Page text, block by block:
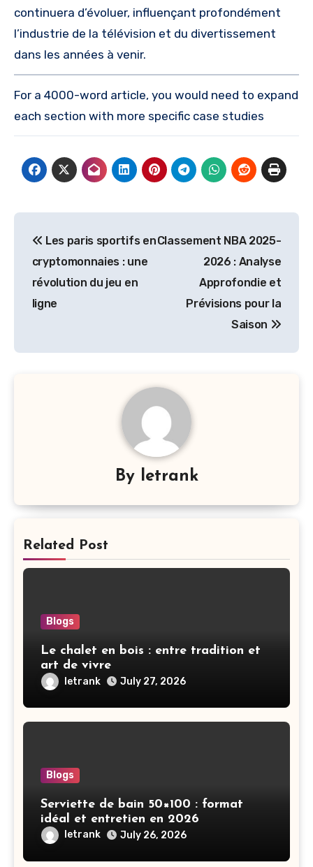
continuera d’évoluer, influençant profondément
l’industrie de la télévision et du divertissement
dans les années à venir.
For a 4000-word article, you would need to expand
each section with more specific case studies
navigation
Les paris sportifs en
cryptomonnaies : une
révolution du jeu en
ligne
Classement NBA 2025-
2026 : Analyse
Approfondie et
Prévisions pour la
Saison
By letrank
Related Post
Blogs
Le chalet en bois : entre tradition et
art de vivre
letrank July 27, 2026
Blogs
Serviette de bain 50×100 : format
idéal et entretien en 2026
letrank July 26, 2026